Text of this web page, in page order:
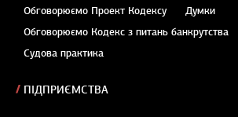
Обговорюємо Проект Кодексу
Думки
Обговорюємо Кодекс з питань банкрутства
Судова практика
ПІДПРИЄМСТВА